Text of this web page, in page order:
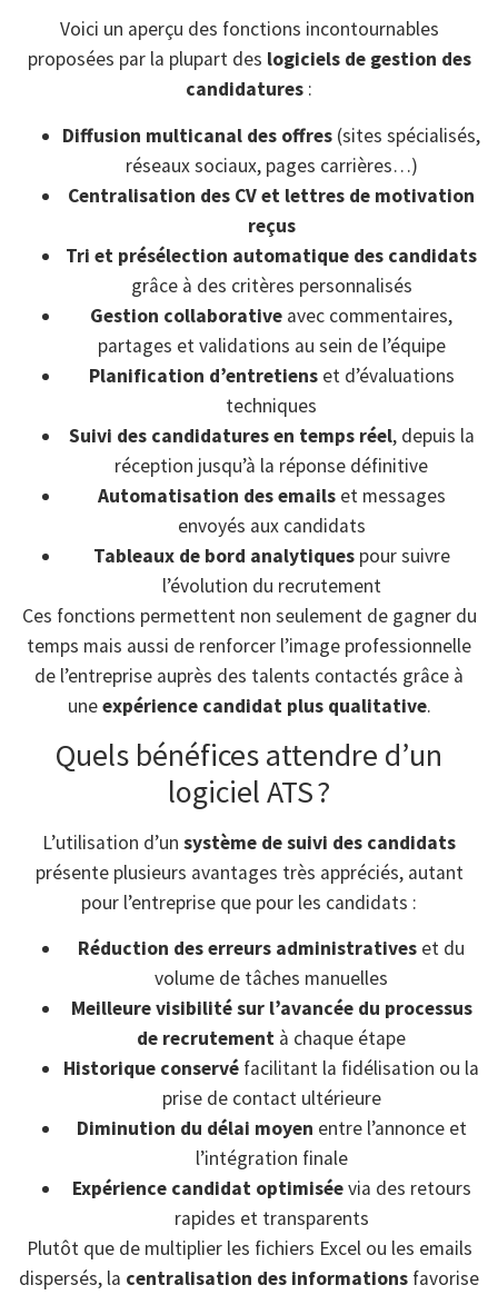
Voici un aperçu des fonctions incontournables
proposées par la plupart des logiciels de gestion des
candidatures :
Diffusion multicanal des offres (sites spécialisés,
réseaux sociaux, pages carrières…)
Centralisation des CV et lettres de motivation
reçus
Tri et présélection automatique des candidats
grâce à des critères personnalisés
Gestion collaborative avec commentaires,
partages et validations au sein de l’équipe
Planification d’entretienset d’évaluations
techniques
Suivi des candidatures en temps réel, depuis la
réception jusqu’à la réponse définitive
Automatisation des emailset messages
envoyés aux candidats
Tableaux de bord analytiquespour suivre
l’évolution du recrutement
Ces fonctions permettent non seulement de gagner du
temps mais aussi de renforcer l’image professionnelle
de l’entreprise auprès des talents contactés grâce à
uneexpérience candidat plus qualitative.
Quels bénéfices attendre d’un
logiciel ATS ?
L’utilisation d’un système de suivi des candidats
présente plusieurs avantages très appréciés, autant
pour l’entreprise que pour les candidats :
Réduction des erreurs administratives et du
volume de tâches manuelles
Meilleure visibilité sur l’avancée du processus
de recrutement à chaque étape
Historique conservé facilitant la fidélisation ou la
prise de contact ultérieure
Diminution du délai moyen entre l’annonce et
l’intégration finale
Expérience candidat optimiséevia des retours
rapides et transparents
Plutôt que de multiplier les fichiers Excel ou les emails
dispersés, la centralisation des informations favorise